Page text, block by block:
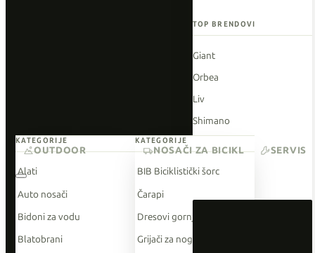
TOP BRENDOVI
Giant
Orbea
Liv
Shimano
O'Neal
KATEGORIJE
Alati
Auto nosači
Bidoni za vodu
Blatobrani
KATEGORIJE
BIB Biciklistički šorc
Čarapi
Dresovi gornji dio
Grijači za noge
OUTDOOR NOSAČI ZA BICIKL SERVIS